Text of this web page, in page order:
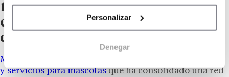
Personalizar
Denegar
1) Miscota: tienda de proximidad
especializada con más de 70 puntos
de venta
Miscota es una franquicia especializada en productos
y servicios para mascotas que ha consolidado una red